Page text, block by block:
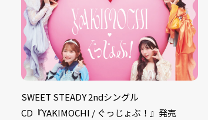
SWEET STEADY 2ndシングル
CD『YAKIMOCHI / ぐっじょぶ！』発売